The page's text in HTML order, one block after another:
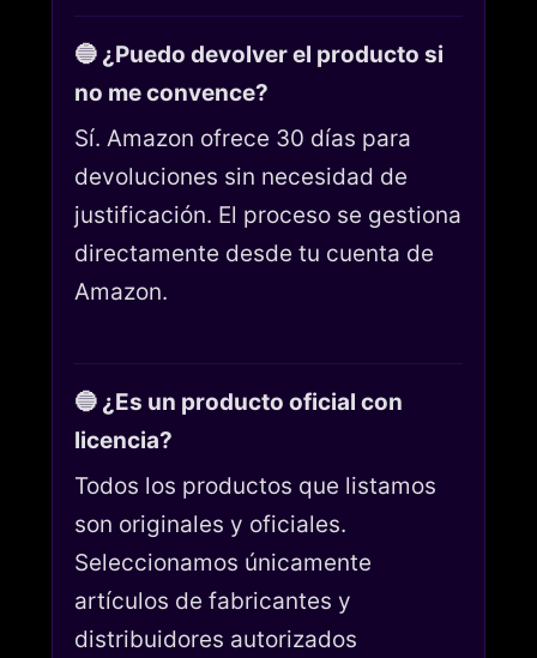
🔵 ¿Puedo devolver el producto si
no me convence?
Sí. Amazon ofrece 30 días para
devoluciones sin necesidad de
justificación. El proceso se gestiona
directamente desde tu cuenta de
Amazon.
🔵 ¿Es un producto oficial con
licencia?
Todos los productos que listamos
son originales y oficiales.
Seleccionamos únicamente
artículos de fabricantes y
distribuidores autorizados